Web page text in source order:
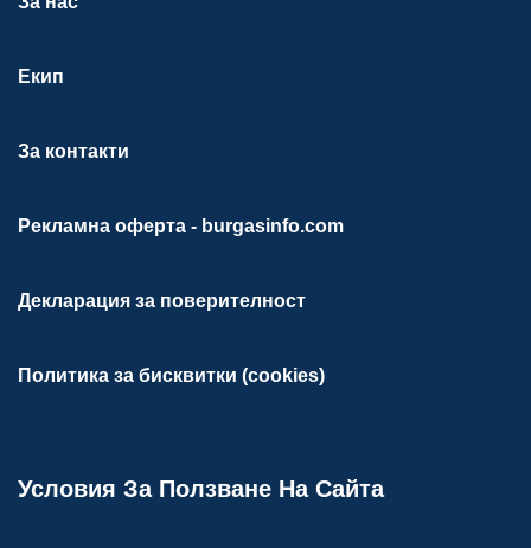
Екип
За контакти
Рекламна оферта - burgasinfo.com
Декларация за поверителност
Политика за бисквитки (cookies)
Условия За Ползване На Сайта